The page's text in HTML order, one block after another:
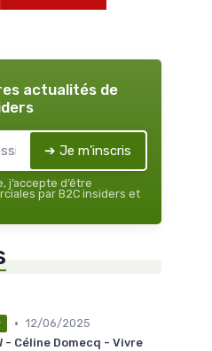
actualités de
➔ Je m'inscris
j’accepte d’être
par B2C insiders et
• 12/06/2025
- Céline Domecq - Vivre